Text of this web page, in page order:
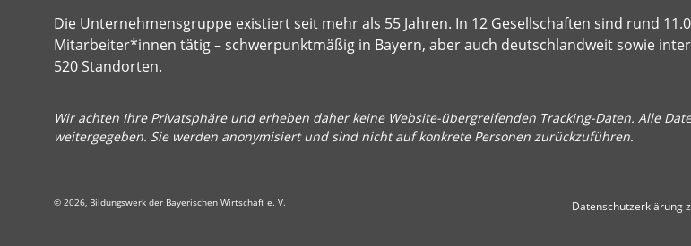
Die Unternehmensgruppe existiert seit mehr als 55 Jahren. In 12 Gesellschaften sind rund
Mitarbeiter*innen tätig – schwerpunktmäßig in Bayern, aber auch deutschlandweit sowie
520 Standorten.
Wir achten Ihre Privatsphäre und erheben daher keine Website-übergreifenden Tracking-Daten. Alle
weitergegeben. Sie werden anonymisiert und sind nicht auf konkrete Personen zurückzuführen.
© 2026, Bildungswerk der Bayerischen Wirtschaft e. V. Datenschutzerklärung